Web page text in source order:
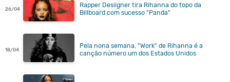
26/04
Rapper Desiigner tira Rihanna do topo da
Billboard com sucesso "Panda"
18/04
Pela nona semana, "Work" de Rihanna é a
canção número um dos Estados Unidos